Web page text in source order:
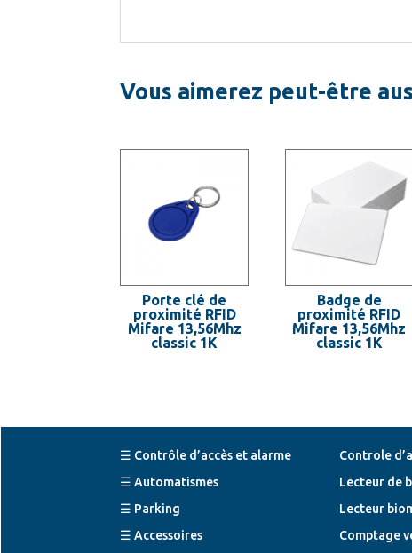
Vous aimerez peut-être
Porte clé de
proximité RFID
Mifare 13,56Mhz
classic 1K
Badge de
proximité RFID
Mifare 13,56Mhz
classic 1K
☰ Contrôle d’accès et alarme
☰ Automatismes
☰ Parking
☰ Accessoires
Controle
Lecteur de
Lecteur
Comptage